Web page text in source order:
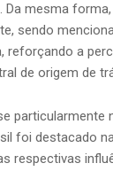
Da mesma
sendo
reforçando a
de origem de
particularmente
foi destacado
respectivas